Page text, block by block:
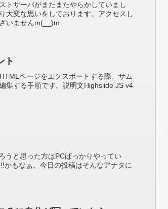
トサーバがまたまたやらかしていまし
大変な思いをしております。アクセスし
いませんm(__)m...
ト
ページをエクスポートする際、サム
集する手順です。説明文Highslide JS v4
うと思った方はPCばっかりやってい
もなぁ。今日の投稿はそんなアナタに